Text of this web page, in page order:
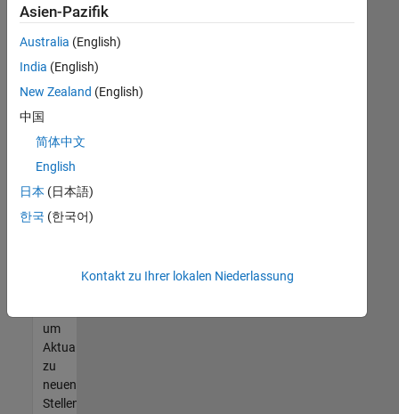
noch
keine
offenen
Stellen
können,
die
Ihren
entsprechen,
werden
unseres
um
Aktualisierungen
zu
neuen
Stellenangeboten
Asien-Pazifik
Australia (English)
India (English)
New Zealand (English)
中国
简体中文
English
日本 (日本語)
한국 (한국어)
Kontakt zu Ihrer lokalen Niederlassung